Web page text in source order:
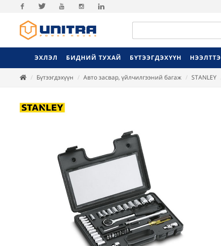
Facebook
ЭХЛЭЛ БИДНИЙ ТУХАЙ БҮТЭЭГДЭХҮҮН
Бүтээгдэхүүн Авто засвар, үйлчилгээний багаж STANLEY